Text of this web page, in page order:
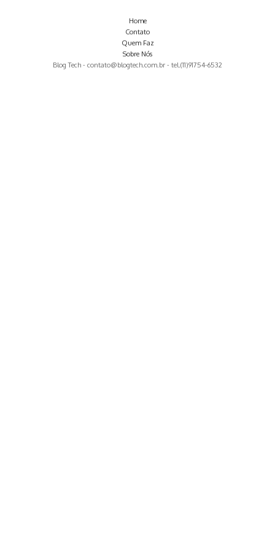
Blog Tech - contato@blogtech.com.br - tel.(11)91754-6532
Home
Contato
Quem Faz
Sobre Nós